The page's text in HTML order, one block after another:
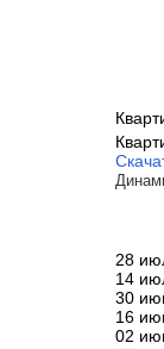
28
14
30
16
02